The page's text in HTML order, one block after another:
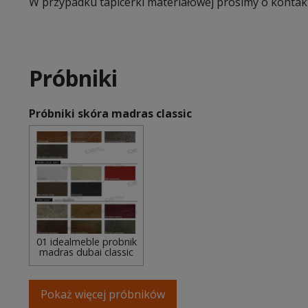
Próbniki
Próbniki skóra madras classic
01 idealmeble probnik
madras dubai classic
Pokaż więcej próbników